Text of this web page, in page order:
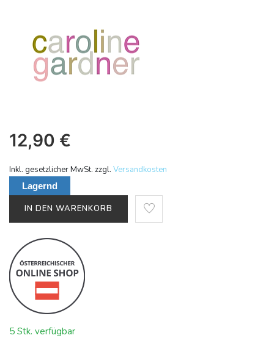
12,90 €
Inkl. gesetzlicher MwSt. zzgl. Versandkosten
Lagernd
IN DEN WARENKORB
5 Stk. verfügbar